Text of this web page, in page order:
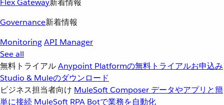
Flex Gateway新着情報
Governance新着情報
MonitoringAPI Manager
See all
無料トライアルAnypoint Platformの無料トライアルお申込み
Studio & Muleのダウンロード
ビジネス担当者向け MuleSoft Composer データやアプリと簡
単に接続 MuleSoft RPA Botで業務を自動化